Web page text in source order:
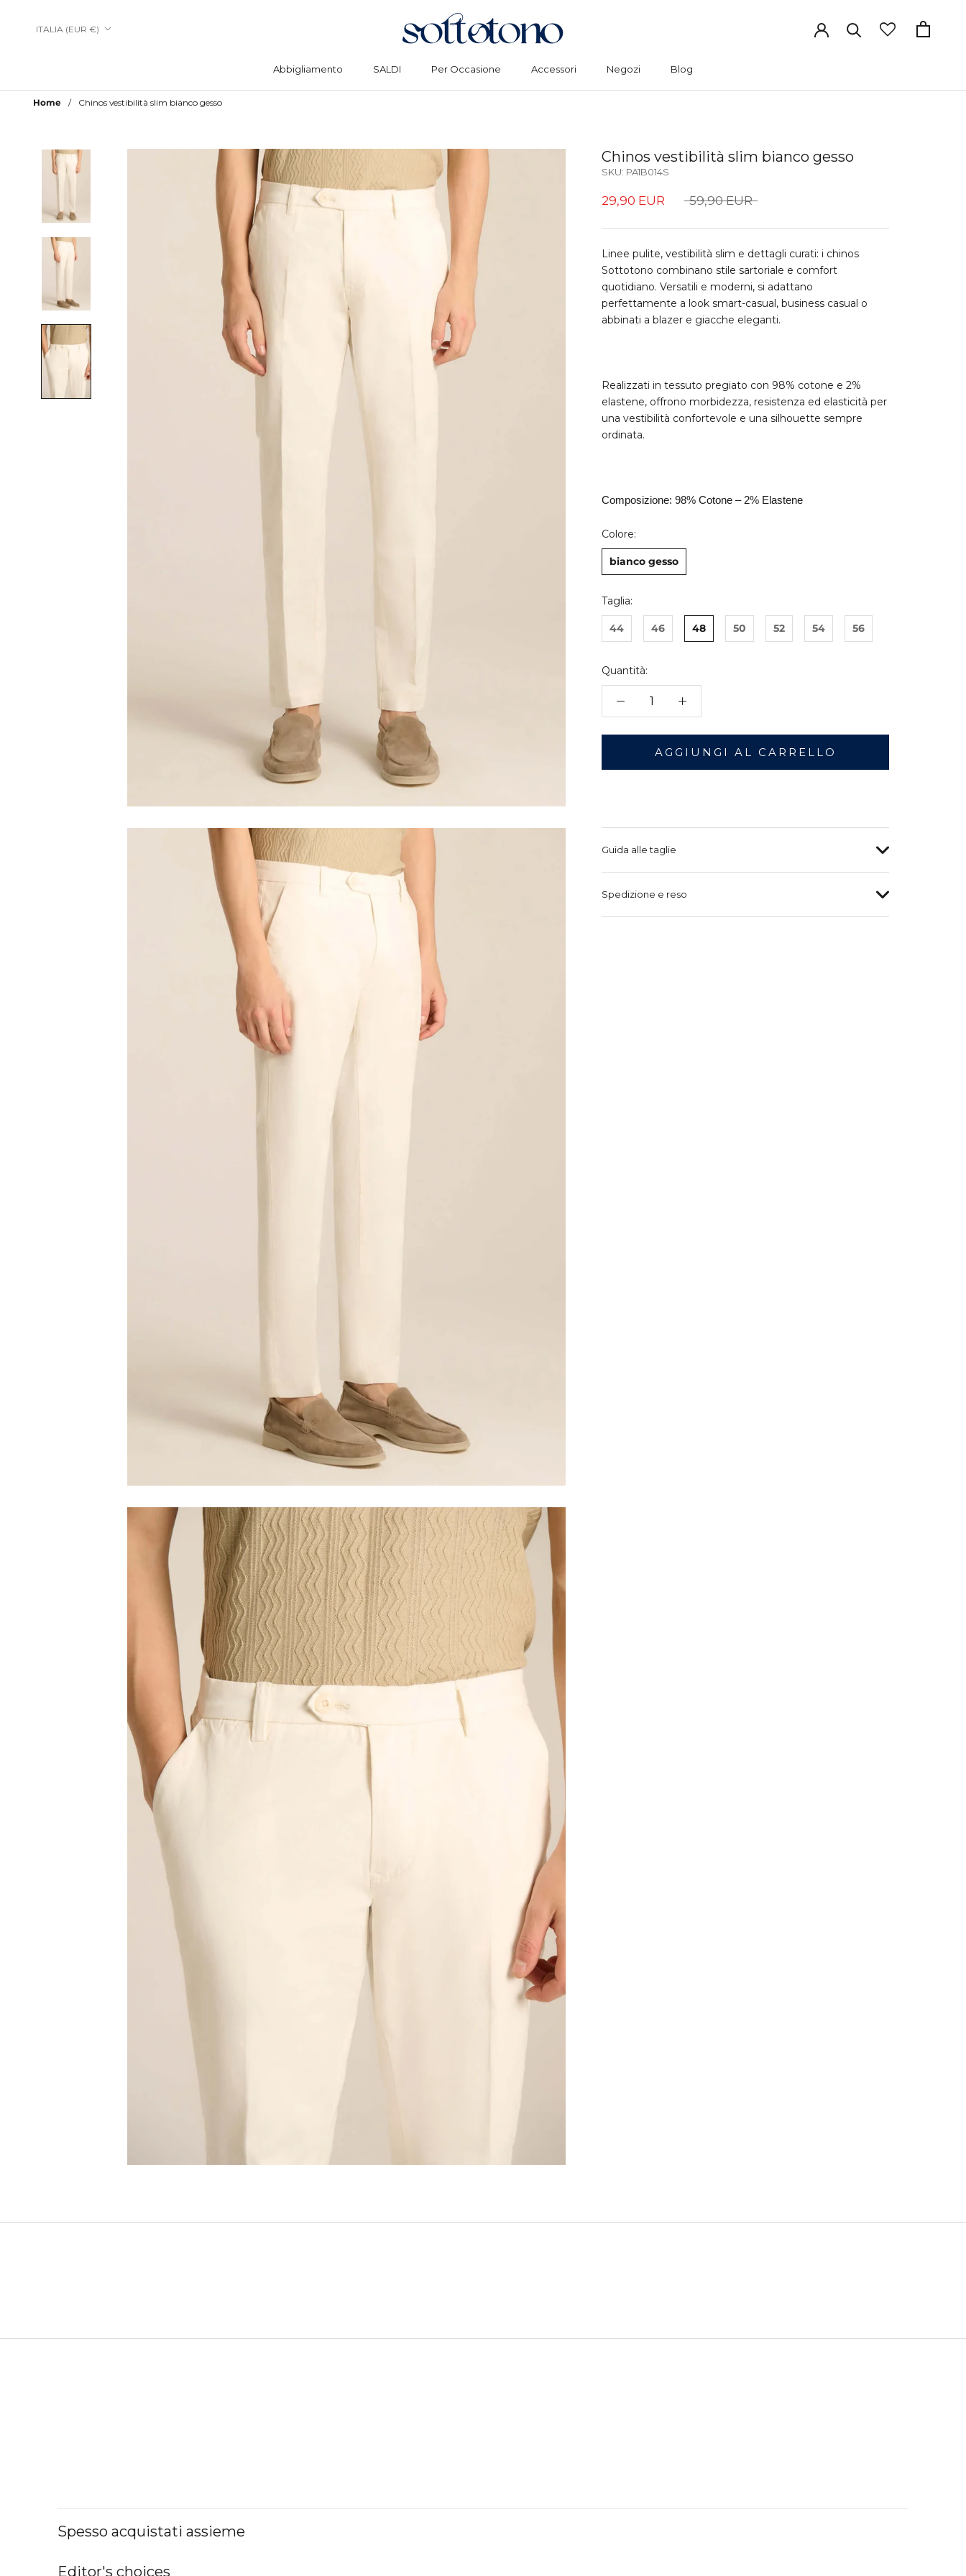
Abbigliamento
SALDI
Per Occasione
Accessori
Negozi
Blog
Paese/Area
ITALIA (EUR €)
Home Chinos vestibilità slim bianco gesso
Aggiungi a Lista Desideri
Chinos vestibilità slim bianco gesso
SKU: PA1B014S
29,90 EUR 59,90 EUR
Linee pulite, vestibilità slim e dettagli curati: i chinos
Sottotono combinano stile sartoriale e comfort
quotidiano. Versatili e moderni, si adattano
perfettamente a look smart-casual, business casual o
abbinati a blazer e giacche eleganti.
Realizzati in tessuto pregiato con 98% cotone e 2%
elastene, offrono morbidezza, resistenza ed elasticità per
una vestibilità confortevole e una silhouette sempre
ordinata.
Composizione: 98% Cotone – 2% Elastene
Colore:
bianco gesso
Taglia:
44 46 48 50 52 54 56
Quantità:
AGGIUNGI AL CARRELLO
Guida alle taglie
Spedizione e reso
Spesso acquistati assieme
Editor's choices